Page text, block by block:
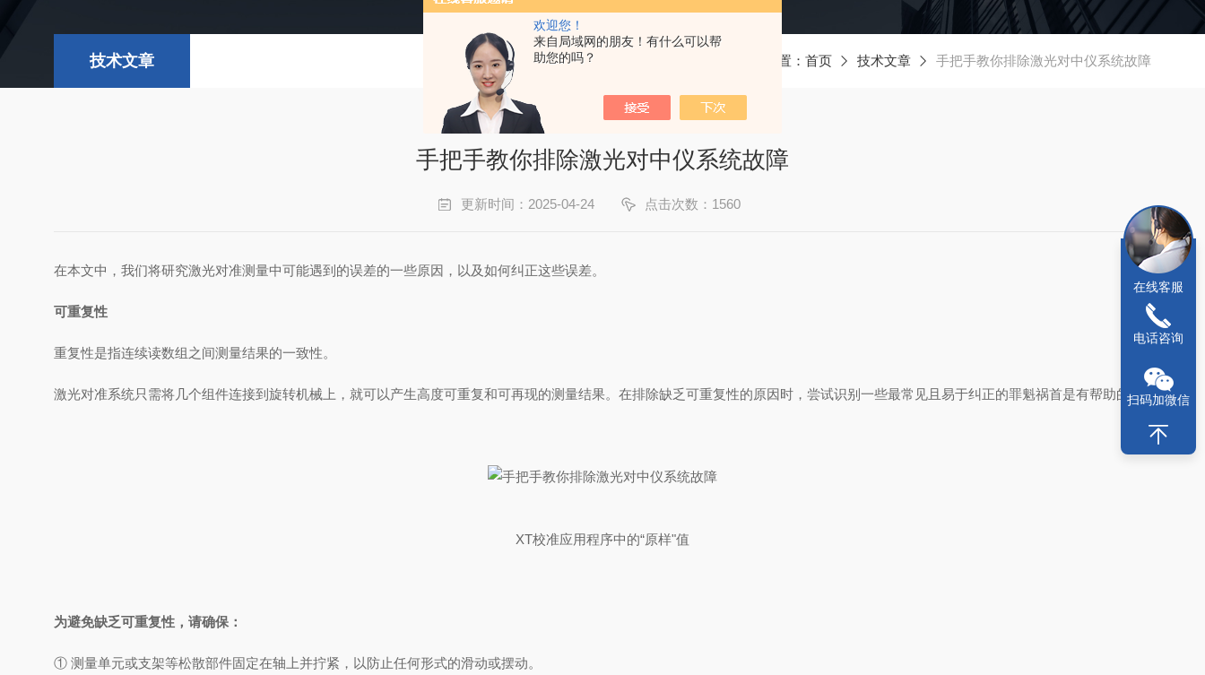
欢迎您！
来自局域网的朋友！有什么可以帮
助您的吗？
技术文章 当前位置： 首页 技术文章 手把手教你排除激光对中仪系统故障
手把手教你排除激光对中仪系统故障
更新时间：2025-04-24 点击次数：1560
在本文中，我们将研究激光对准测量中可能遇到的误差的一些原因，以及如何纠正这些误差。
可重复性
重复性是指连续读数组之间测量结果的一致性。
激光对准系统只需将几个组件连接到旋转机械上，就可以产生高度可重复和可再现的测量结果。在排除缺乏可重复性的原因时，尝试识别一些最常见且易于纠正的罪魁祸首是有帮助的。
XT校准应用程序中的“原样"值
为避免缺乏可重复性，请确保：
① 测量单元或支架等松散部件固定在轴上并拧紧，以防止任何形式的滑动或摆动。
在线客服
电话咨询
扫码加微信